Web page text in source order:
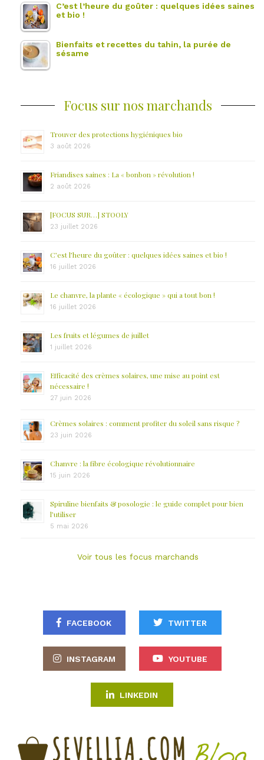
C’est l’heure du goûter : quelques idées saines
et bio !
Bienfaits et recettes du tahin, la purée de
sésame
Focus sur nos marchands
Trouver des protections hygiéniques bio
3 août 2026
Friandises saines : La « bonbon » révolution !
2 août 2026
[FOCUS SUR…] STOOLY
23 juillet 2026
C’est l’heure du goûter : quelques idées saines et bio !
16 juillet 2026
Le chanvre, la plante « écologique » qui a tout bon !
16 juillet 2026
Les fruits et légumes de juillet
1 juillet 2026
Efficacité des crèmes solaires, une mise au point est
nécessaire !
27 juin 2026
Crèmes solaires : comment profiter du soleil sans risque ?
23 juin 2026
Chanvre : la fibre écologique révolutionnaire
15 juin 2026
Spiruline bienfaits & posologie : le guide complet pour bien
l’utiliser
5 mai 2026
Voir tous les focus marchands
FACEBOOK TWITTER
INSTAGRAM YOUTUBE
LINKEDIN